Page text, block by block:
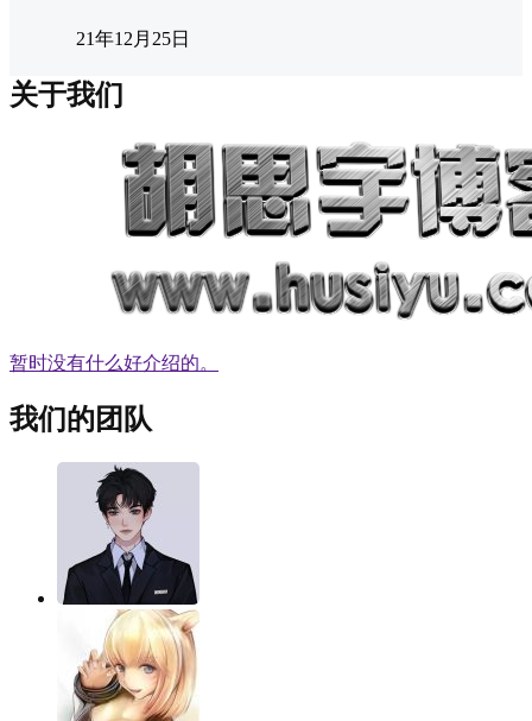
21年12月25日
关于我们
暂时没有什么好介绍的。
我们的团队